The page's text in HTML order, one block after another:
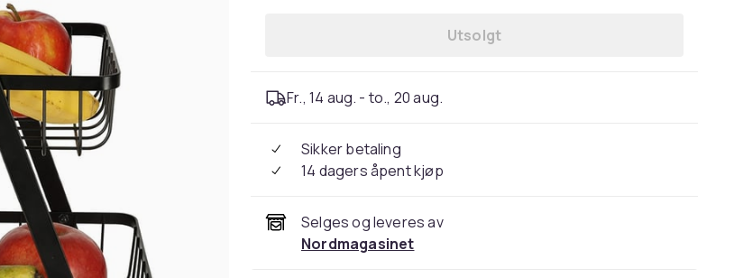
Utsolgt
Fr., 14 aug. - to., 20 aug.
Sikker betaling
14 dagers åpent kjøp
Selges og leveres av
Nordmagasinet